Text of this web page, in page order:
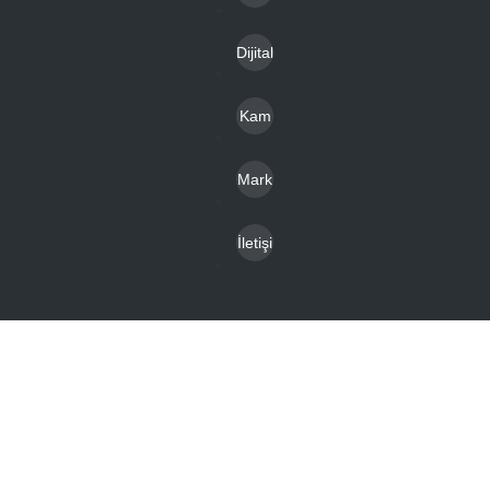
mu
Dijital
oglar
Kam
alar
Mark
İletişi